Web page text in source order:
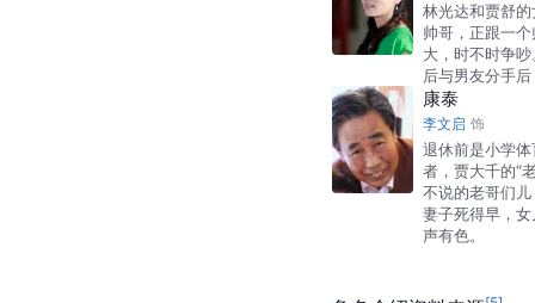
林光达和贾舒
帅哥，正跟一
大，时不时争
后与男友分手
康泰
李文启 饰
退休前是小学
者，贾大千的“
不说的老哥们
妻子死得早，
声有色。